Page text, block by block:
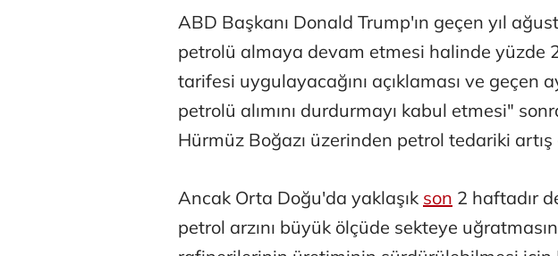
ABD Başkanı Donald Trump'ın geçen yıl
petrolü almaya devam etmesi halinde yüzde
tarifesi uygulayacağını açıklaması ve geçen
petrolü alımını durdurmayı kabul etmesi"
Hürmüz Boğazı üzerinden petrol tedariki
Ancak Orta Doğu'da yaklaşık son 2 haftadır
petrol arzını büyük ölçüde sekteye